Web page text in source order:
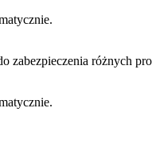
zabezpieczenia różnych